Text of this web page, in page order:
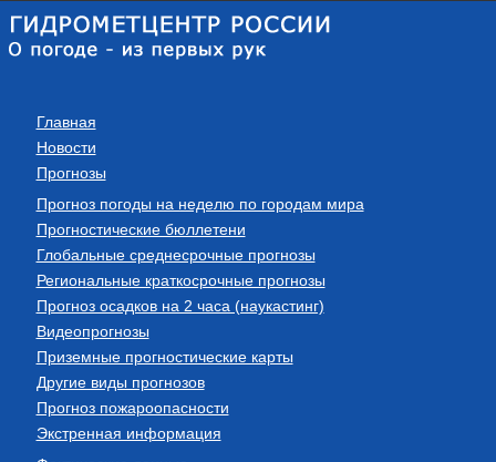
Главная
Новости
Прогнозы
Прогноз погоды на неделю по городам мира
Прогностические бюллетени
Глобальные среднесрочные прогнозы
Региональные краткосрочные прогнозы
Прогноз осадков на 2 часа (наукастинг)
Видеопрогнозы
Приземные прогностические карты
Другие виды прогнозов
Прогноз пожароопасности
Экстренная информация